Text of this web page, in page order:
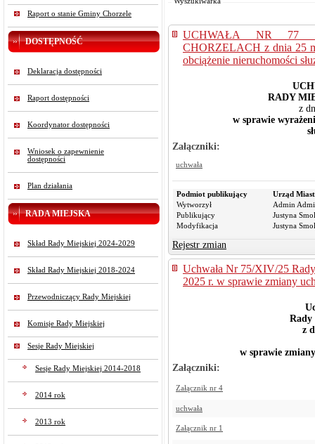
Raport o stanie Gminy Chorzele
DOSTĘPNOŚĆ
Deklaracja dostępności
Raport dostępności
Koordynator dostępności
Wniosek o zapewnienie
dostępności
Plan działania
RADA MIEJSKA
Skład Rady Miejskiej 2024-2029
Skład Rady Miejskiej 2018-2024
Przewodniczący Rady Miejskiej
Komisje Rady Miejskiej
Sesje Rady Miejskiej
Sesje Rady Miejskiej 2014-2018
2014 rok
2013 rok
UCHWAŁA NR 77
CHORZELACH z dnia 25
obciążenie nieruchomości
RADY
z
w sprawie
Załączniki:
uchwała
Podmiot publikujący
Urząd
Wytworzył
Admin
Publikujący
Justyna
Modyfikacja
Justyna
Rejestr zmian
Uchwała Nr 75/XIV/25
2025 r. w sprawie zmiany
Rady
z
w sprawie
Załączniki:
Załącznik nr 4
uchwała
Załącznik nr 1